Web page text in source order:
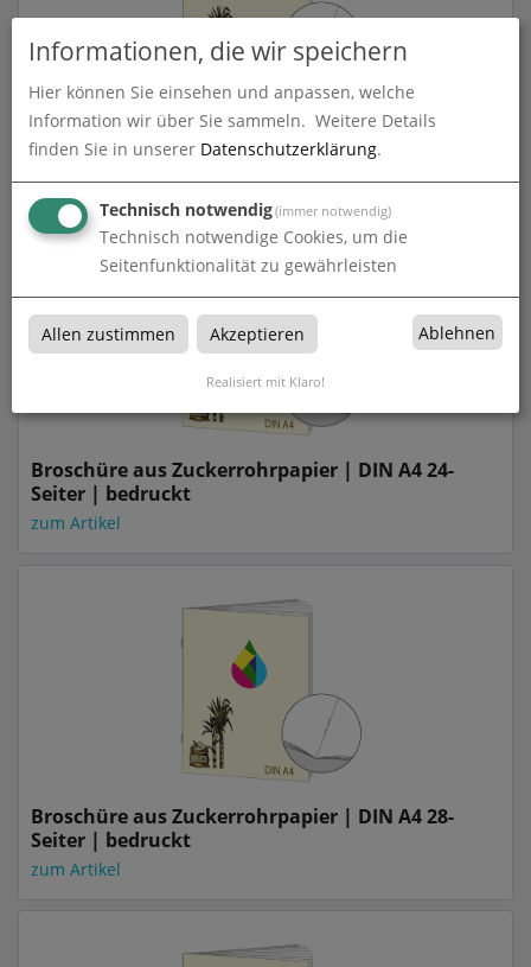
Broschüre aus Zuckerrohrpapier | DIN A4 20-
Seiter | bedruckt
zum Artikel
Broschüre aus Zuckerrohrpapier | DIN A4 24-
Seiter | bedruckt
zum Artikel
Broschüre aus Zuckerrohrpapier | DIN A4 28-
Seiter | bedruckt
zum Artikel
Informationen, die wir speichern
Hier können Sie einsehen und anpassen, welche
Information wir über Sie sammeln. Weitere Details
finden Sie in unserer Datenschutzerklärung.
Technisch notwendig(immer notwendig)
Technisch notwendige Cookies, um die
Seitenfunktionalität zu gewährleisten
Allen zustimmen Akzeptieren Ablehnen
Realisiert mit Klaro!